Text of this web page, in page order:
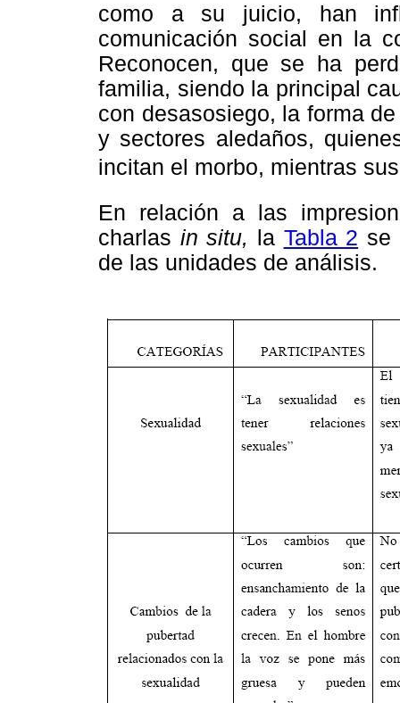
como a su juicio, han
comunicación social en la
Reconocen, que se ha
familia, siendo la principal
con desasosiego, la forma
y sectores aledaños,
incitan el morbo, mientras
En relación a las
charlas in situ, la Tabla 2 se
de las unidades de análisis.